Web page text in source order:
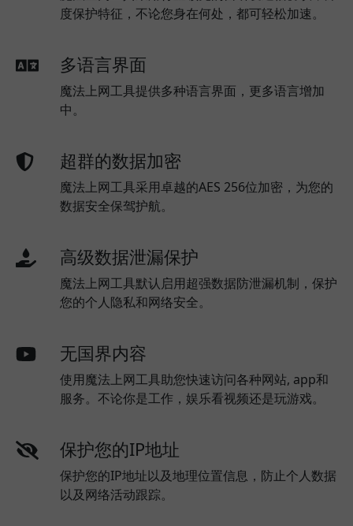
度保护特征，不论您身在何处，都可轻松加速。
多语言界面
魔法上网工具提供多种语言界面，更多语言增加
中。
超群的数据加密
魔法上网工具采用卓越的AES 256位加密，为您的
数据安全保驾护航。
高级数据泄漏保护
魔法上网工具默认启用超强数据防泄漏机制，保护
您的个人隐私和网络安全。
无国界内容
使用魔法上网工具助您快速访问各种网站, app和
服务。不论你是工作，娱乐看视频还是玩游戏。
保护您的IP地址
保护您的IP地址以及地理位置信息，防止个人数据
以及网络活动跟踪。